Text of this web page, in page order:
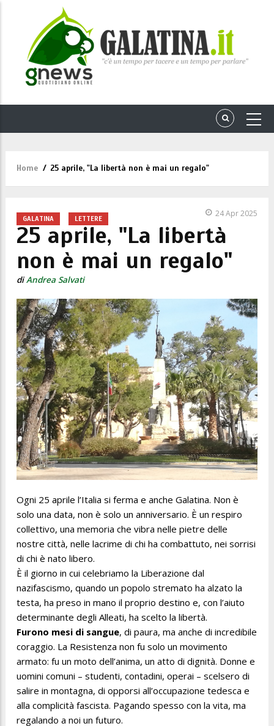
Briciole
pane
Home / 25 aprile, "La libertà non è mai un regalo"
GALATINA LETTERE 24 Apr 2025
25 aprile, "La libertà
non è mai un regalo"
diAndrea Salvati
Ogni 25 aprile l’Italia si ferma e anche Galatina. Non è
solo una data, non è solo un anniversario. È un respiro
collettivo, una memoria che vibra nelle pietre delle
nostre città, nelle lacrime di chi ha combattuto, nei sorrisi
di chi è nato libero.
È il giorno in cui celebriamo la Liberazione dal
nazifascismo, quando un popolo stremato ha alzato la
testa, ha preso in mano il proprio destino e, con l’aiuto
determinante degli Alleati, ha scelto la libertà.
Furono mesi di sangue, di paura, ma anche di incredibile
coraggio. La Resistenza non fu solo un movimento
armato: fu un moto dell’anima, un atto di dignità. Donne e
uomini comuni – studenti, contadini, operai – scelsero di
salire in montagna, di opporsi all’occupazione tedesca e
alla complicità fascista. Pagando spesso con la vita, ma
regalando a noi un futuro.